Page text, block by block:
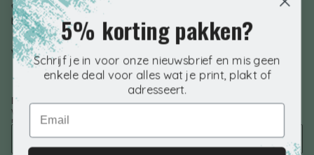
+31 (0) 85 246 3634
info@crazylabels.nl
NL860793278B01
Volg ons
Nieuwsbrief aanmelden
Voer je e-mailadres in om speciale aanbiedingen, exclusieve kortingen en
nog veel meer te ontvangen!
5% korting pakken?
Schrijf je in voor onze nieuwsbrief en mis geen
enkele deal voor alles wat je print, plakt of
adresseert.
Email